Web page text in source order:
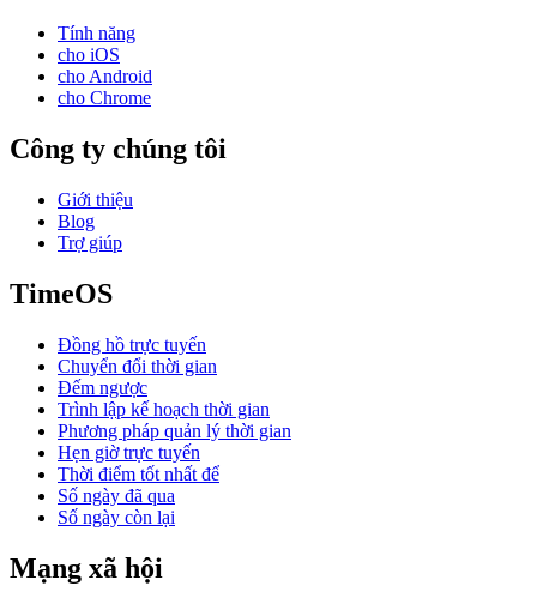
Tính năng
cho iOS
cho Android
cho Chrome
Công ty chúng tôi
Giới thiệu
Blog
Trợ giúp
TimeOS
Đồng hồ trực tuyến
Chuyển đổi thời gian
Đếm ngược
Trình lập kế hoạch thời gian
Phương pháp quản lý thời gian
Hẹn giờ trực tuyến
Thời điểm tốt nhất để
Số ngày đã qua
Số ngày còn lại
Mạng xã hội